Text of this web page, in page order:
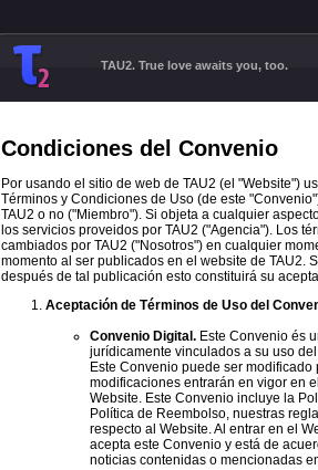
TAU2. True love awaits you, too.
Condiciones del Convenio
Por usando el sitio de web de TAU2 (el "Website")
Términos y Condiciones de Uso (de este
TAU2 o no ("Miembro"). Si objeta a cualquier
los servicios proveidos por TAU2 ("Agencia"). Los
cambiados por TAU2 ("Nosotros") en cualquier
momento al ser publicados en el website de TAU2.
después de tal publicación esto constituirá su
Aceptación de Términos de Uso del
Convenio Digital. Este Convenio és
jurídicamente vinculados a su uso
Este Convenio puede ser
modificaciones entrarán en vigor en
Website. Este Convenio incluye la
Política de Reembolso, nuestras
respecto al Website. Al entrar en el
acepta este Convenio y está de
noticias contenidas o mencionadas